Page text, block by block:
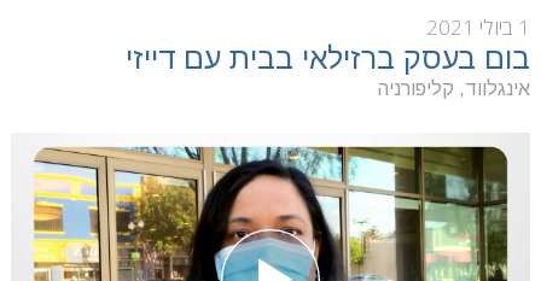
1 ביולי 2021
בום בעסק ברזילאי בבית עם דייזי
אינגלווד, קליפורניה